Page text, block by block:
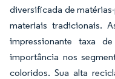
diversificada de
materiais tradicionais.
impressionante taxa
importância nos
coloridos. Sua alta